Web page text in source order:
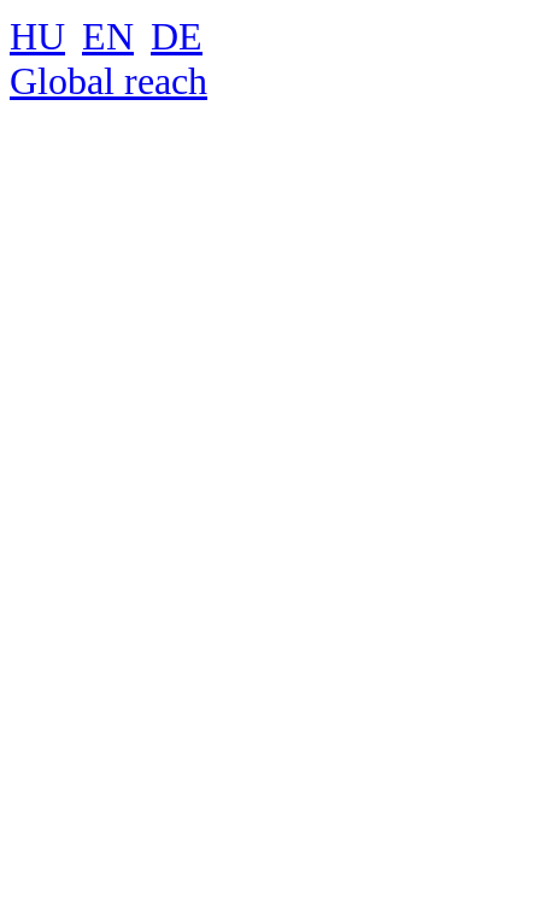
HU EN DE
Global reach